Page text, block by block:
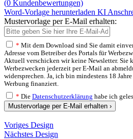
(0 Kundenbewertungen)
Word-Vorlage herunterladen KI
Mustervorlage per E-Mail erhalten:
* Mit dem Download sind Sie damit
Adresse vom Betreiber des Portals für
Aktuell verschicken wir keine Newsletter. Sie
Werbezwecken jederzeit per E-Mail an
widersprechen. Ja, ich bin mindestens 18
Werbung finanziert.
* Die Datenschutzerklärung habe ich
Mustervorlage per E-Mail erhalten ›
Voriges Design
Nächstes Design